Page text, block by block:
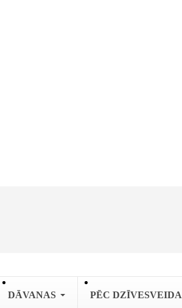
DĀVANAS PĒC DZĪVESVEIDA